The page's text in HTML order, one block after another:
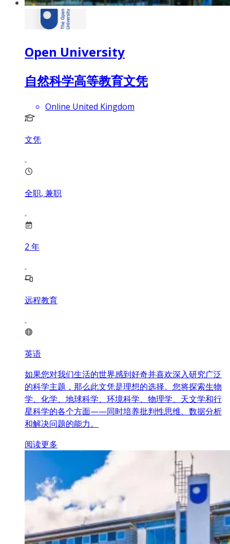
Open University
自然科学高等教育文凭
Online United Kingdom
文凭
全职, 兼职
2 年
远程教育
英语
如果您对我们生活的世界感到好奇并喜欢深入研究广泛
的科学主题，那么此文凭是理想的选择。您将探索生物
学、化学、地球科学、环境科学、物理学、天文学和行
星科学的各个方面——同时培养批判性思维、数据分析
和解决问题的能力。
阅读更多